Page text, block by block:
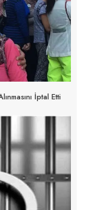
İptal Etti